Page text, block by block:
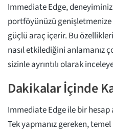
Immediate Edge,
portföyünüzü genişletmenize
güçlü araç içerir. Bu
nasıl etkilediğini anlamanız
sizinle ayrıntılı olarak
Dakikalar İçinde
Immediate Edge ile bir
Tek yapmanız gereken,